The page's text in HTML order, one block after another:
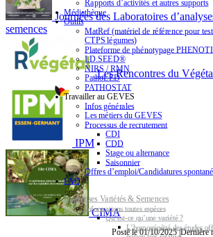
Journées des Laboratoires
semences
Les Rencontres du
IPM
CIMA
Posté le 01/10/2025
Rapports d’activités et autres supports
Médiathèque
Outils
MatRef (matériel de référence pour
CTPS légumes)
Plateforme de phénotypage
I.D.SEED®
NIRS / RMN
PathoLED
PATHOSTAT
Travailler au GEVES
Infos générales
Les métiers du GEVES
Processus de recrutement
CDI
CDD
Stage ou alternance
Saisonnier
Offres d’emploi/Candidatures
FAQ
Expertises Variétés & Semences
Informations toutes espèces
Qu’est-ce qu’une variété ?
L’homogénéité des études